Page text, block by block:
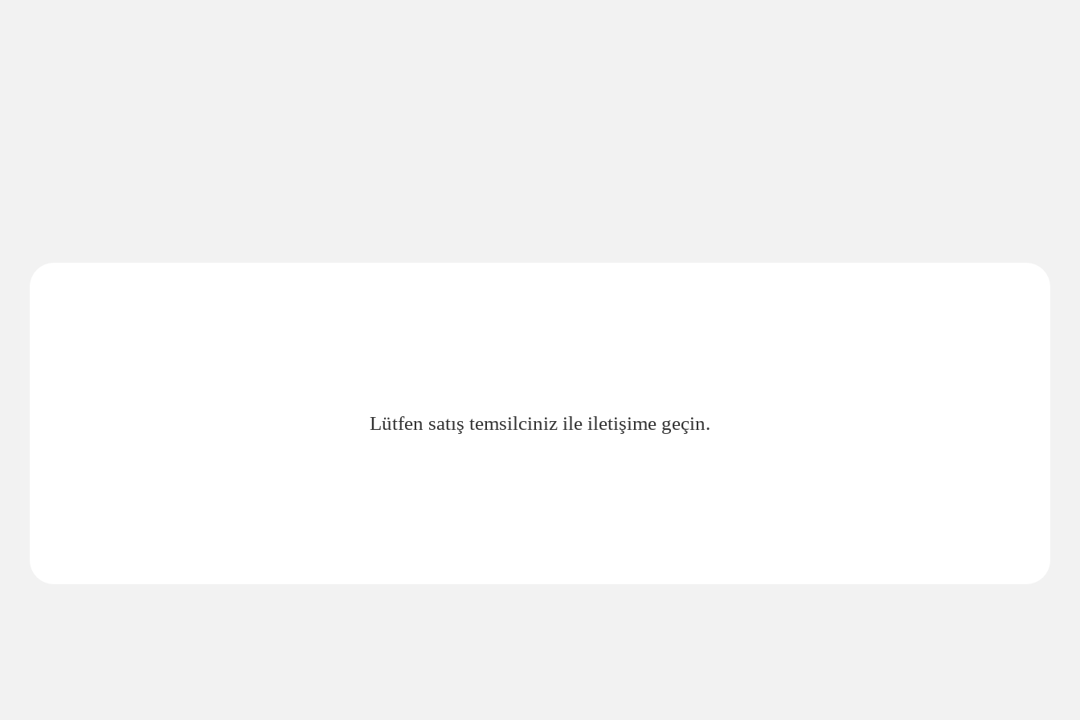
Lütfen satış temsilciniz ile iletişime geçin.